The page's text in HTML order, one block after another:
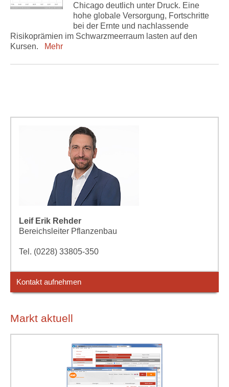
Chicago deutlich unter Druck. Eine
hohe globale Versorgung, Fortschritte
bei der Ernte und nachlassende
Risikoprämien im Schwarzmeerraum lasten auf den
Kursen.
Mehr
Leif Erik Rehder
Bereichsleiter Pflanzenbau
Tel. (0228) 33805-350
Kontakt aufnehmen
Markt aktuell